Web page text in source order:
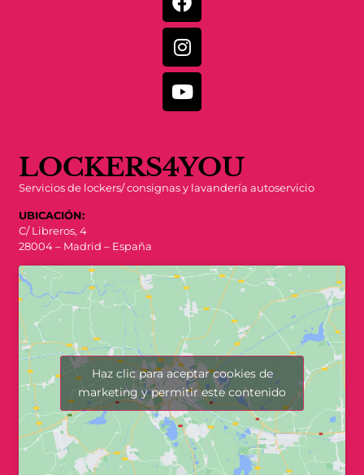
LOCKERS4YOU
Servicios de lockers/ consignas y lavandería autoservicio
UBICACIÓN:
C/ Libreros, 4
28004 – Madrid – España
Haz clic para aceptar cookies de
marketing y permitir este contenido